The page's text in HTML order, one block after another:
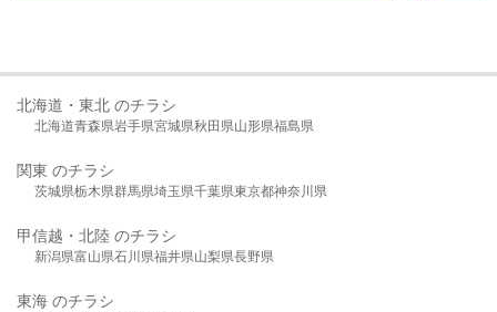
北海道・東北 のチラシ
北海道青森県岩手県宮城県秋田県山形県福島県
関東 のチラシ
茨城県栃木県群馬県埼玉県千葉県東京都神奈川県
甲信越・北陸 のチラシ
新潟県富山県石川県福井県山梨県長野県
東海 のチラシ